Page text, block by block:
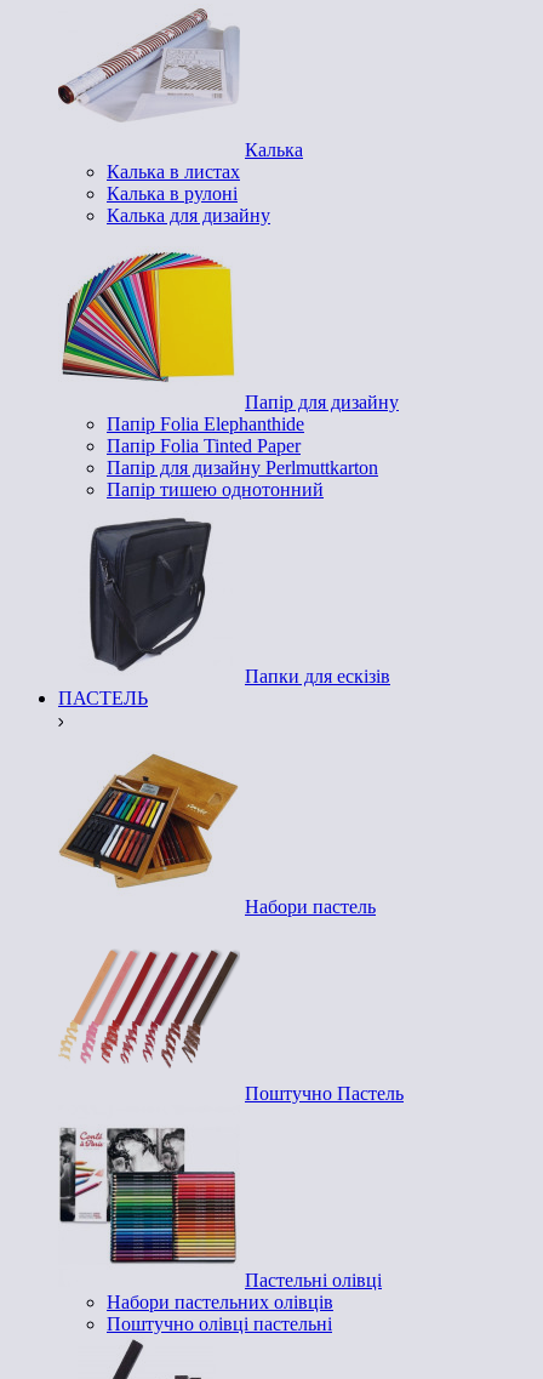
Калька
Калька в листах
Калька в рулоні
Калька для дизайну
Папір для дизайну
Папір Folia Elephanthide
Папір Folia Tinted Paper
Папір для дизайну Perlmuttkarton
Папір тишею однотонний
Папки для ескізів
ПАСТЕЛЬ
Набори пастель
Поштучно Пастель
Пастельні олівці
Набори пастельних олівців
Поштучно олівці пастельні